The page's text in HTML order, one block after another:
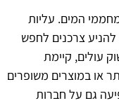
המים. עליות
להניע צרכנים לחפש
עולים, קיימת
או במוצרים משופרים
גם על חברות